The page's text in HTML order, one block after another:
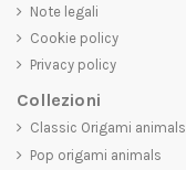
Note legali
Cookie policy
Privacy policy
Collezioni
Classic Origami animals
Pop origami animals